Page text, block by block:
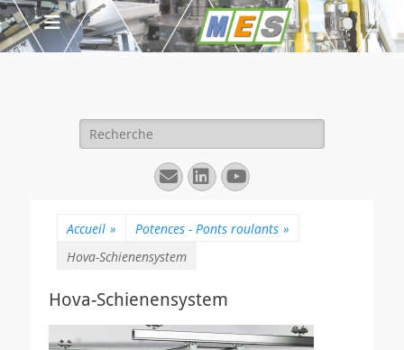
Rechercher :
E-
mail
Linkedin
YouTube
Accueil » Potences - Ponts roulants »
Hova-Schienensystem
Hova-Schienensystem